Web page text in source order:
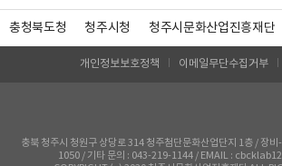
충청북도청 청주시청 청주시문화산업진흥재단
개인정보보호정책 이메일무단수집거부
충북 청주시 청원구 상당로 314 청주첨단문화산업단지 1층 / 장
1050 / 기타 문의 : 043-219-1144 / EMAIL :